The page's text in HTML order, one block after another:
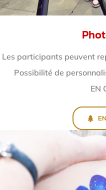
Les participants peuvent
Possibilité de
EN